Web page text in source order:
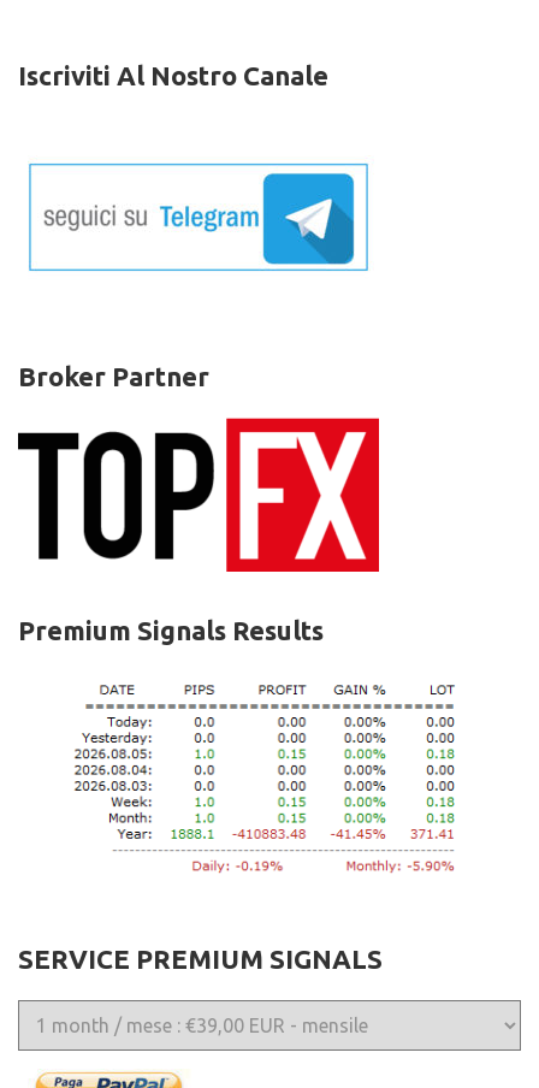
Iscriviti Al Nostro Canale
Broker Partner
Premium Signals Results
SERVICE PREMIUM SIGNALS